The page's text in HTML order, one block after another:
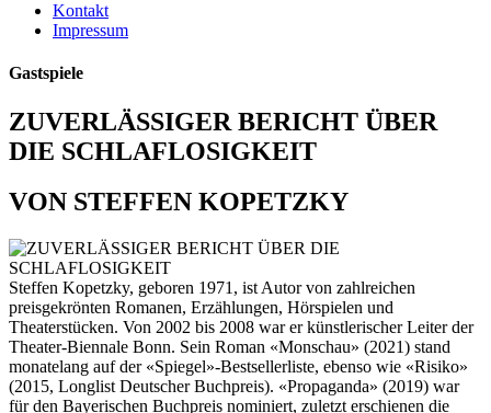
Kontakt
Impressum
Gastspiele
ZUVERLÄSSIGER BERICHT ÜBER
DIE SCHLAFLOSIGKEIT
VON STEFFEN KOPETZKY
Steffen Kopetzky, geboren 1971, ist Autor von zahlreichen
preisgekrönten Romanen, Erzählungen, Hörspielen und
Theaterstücken. Von 2002 bis 2008 war er künstlerischer Leiter der
Theater-Biennale Bonn. Sein Roman «Monschau» (2021) stand
monatelang auf der «Spiegel»-Bestsellerliste, ebenso wie «Risiko»
(2015, Longlist Deutscher Buchpreis). «Propaganda» (2019) war
für den Bayerischen Buchpreis nominiert, zuletzt erschienen die